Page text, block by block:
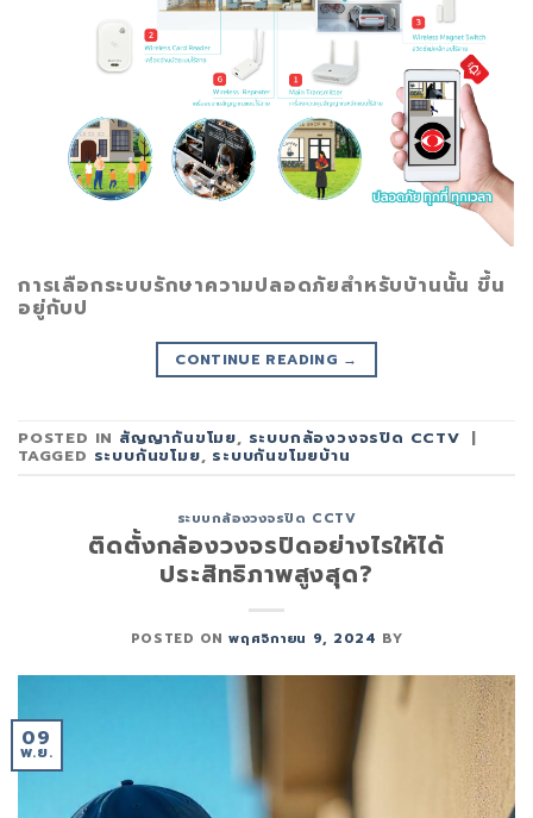
การเลือกระบบรักษาความปลอดภัยสำหรับบ้านนั้น ขึ้น
อยู่กับป
CONTINUE READING →
POSTED IN สัญญากันขโมย, ระบบกล้องวงจรปิด CCTV |
TAGGED ระบบกันขโมย, ระบบกันขโมยบ้าน
ระบบกล้องวงจรปิด CCTV
ติดตั้งกล้องวงจรปิดอย่างไรให้ได้
ประสิทธิภาพสูงสุด?
POSTED ONพฤศจิกายน 9, 2024 BY
09
พ.ย.